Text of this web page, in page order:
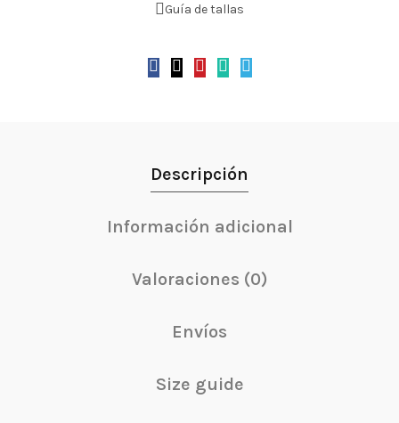
Guía de tallas
Descripción
Información adicional
Valoraciones (0)
Envíos
Size guide